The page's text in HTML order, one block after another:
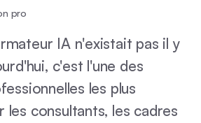
pro
IA n'existait pas il y
c'est l'une des
les plus
les consultants, les cadres